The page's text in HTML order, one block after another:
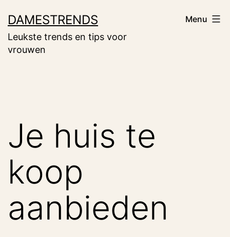
naar
de
DAMESTRENDS
Leukste trends en tips voor
vrouwen
Menu
Je huis te
koop
aanbieden